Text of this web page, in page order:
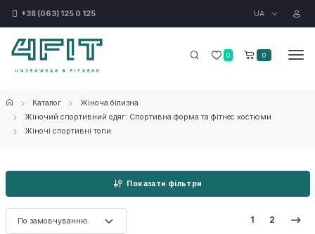
+38 (063) 125 0 125 UA
0 0
Каталог
Жіноча білизна
Жіночий спортивний одяг: Спортивна форма та фітнес костюми
Жіночі спортивні топи
Показати фільтри
1 2